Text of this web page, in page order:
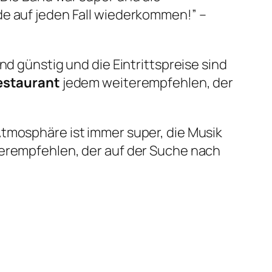
auf jeden Fall wiederkommen!” –
günstig und die Eintrittspreise sind
jedem weiterempfehlen, der
ist immer super, die Musik
der auf der Suche nach